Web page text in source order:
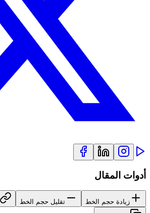
أدوات المقال
زيادة حجم الخط تقليل حجم الخط